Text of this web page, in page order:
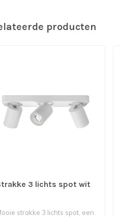
producten
3 lichts spot wit
strakke 3 lichts spot, een